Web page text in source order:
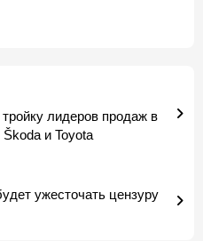
лидеров продаж в
и Toyota
ужесточать цензуру